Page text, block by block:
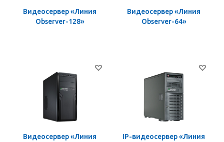
Видеосервер «Линия
Observer-128»
Видеосервер «Линия
Observer-64»
Видеосервер «Линия
IP-видеосервер «Линия